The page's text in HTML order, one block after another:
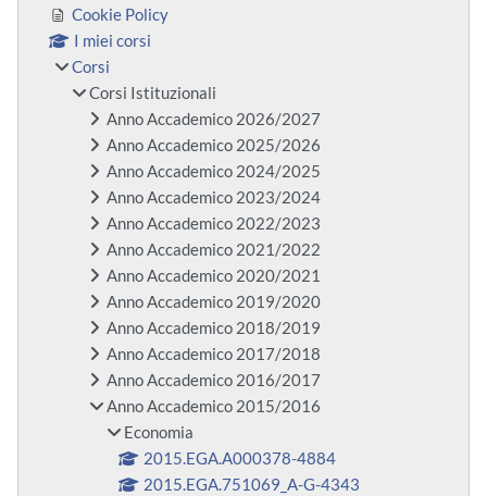
Cookie Policy
I miei corsi
Corsi
Corsi Istituzionali
Anno Accademico 2026/2027
Anno Accademico 2025/2026
Anno Accademico 2024/2025
Anno Accademico 2023/2024
Anno Accademico 2022/2023
Anno Accademico 2021/2022
Anno Accademico 2020/2021
Anno Accademico 2019/2020
Anno Accademico 2018/2019
Anno Accademico 2017/2018
Anno Accademico 2016/2017
Anno Accademico 2015/2016
Economia
2015.EGA.A000378-4884
2015.EGA.751069_A-G-4343